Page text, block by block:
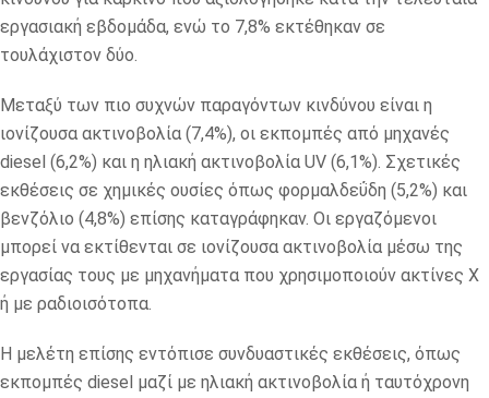
εργασιακή εβδομάδα, ενώ το 7,8% εκτέθηκαν σε
τουλάχιστον δύο.
Μεταξύ των πιο συχνών παραγόντων κινδύνου είναι η
ιονίζουσα ακτινοβολία (7,4%), οι εκπομπές από μηχανές
diesel (6,2%) και η ηλιακή ακτινοβολία UV (6,1%). Σχετικές
εκθέσεις σε χημικές ουσίες όπως φορμαλδεΰδη (5,2%) και
βενζόλιο (4,8%) επίσης καταγράφηκαν. Οι εργαζόμενοι
μπορεί να εκτίθενται σε ιονίζουσα ακτινοβολία μέσω της
εργασίας τους με μηχανήματα που χρησιμοποιούν ακτίνες Χ
ή με ραδιοισότοπα.
Η μελέτη επίσης εντόπισε συνδυαστικές εκθέσεις, όπως
εκπομπές diesel μαζί με ηλιακή ακτινοβολία ή ταυτόχρονη